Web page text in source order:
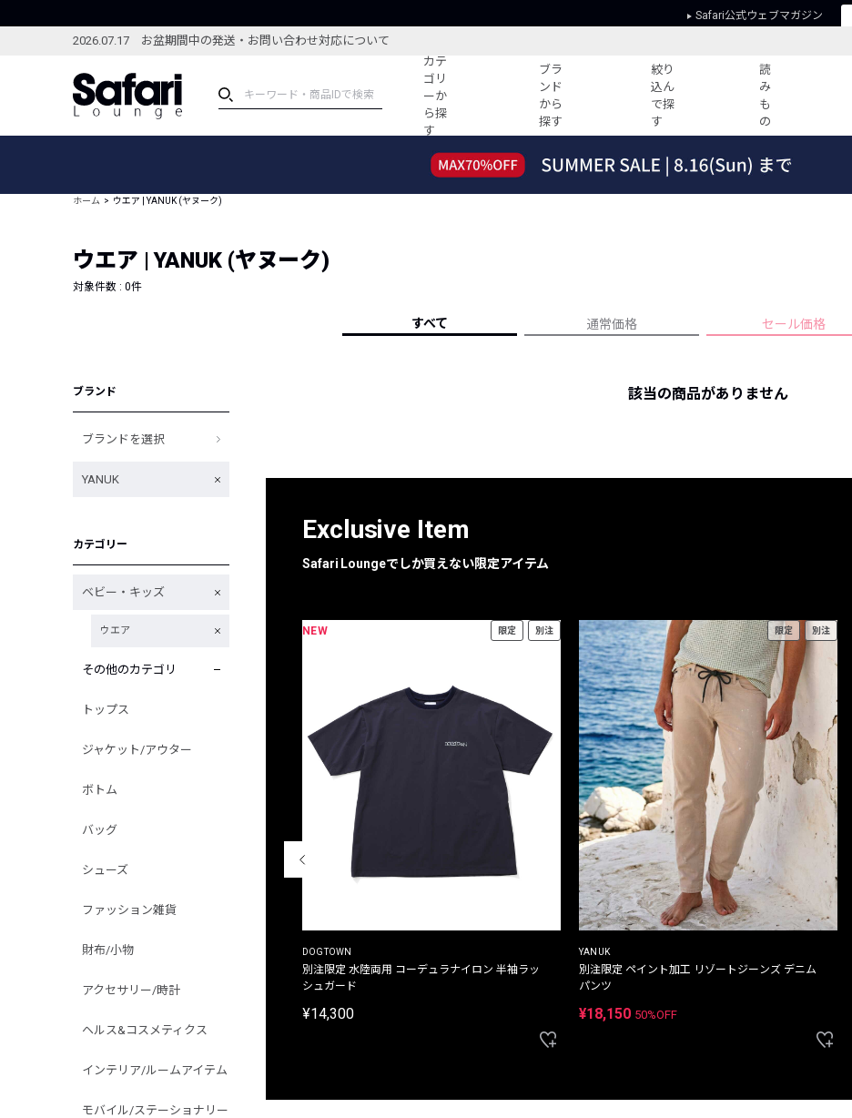
Safari公式ウェブマガジン
2026.07.17 お盆期間中の発送・お問い合わせ対応について
カテ
ゴリ
ーか
ら探
す
ブラ
ンド
から
探す
絞り
込ん
で探
す
読
み
も
の
ブランドから探す
新着アイテム
編集部のおすすめアイテム
コーディネート
すべての記事
人気記事ランキング
フォーカスブランド
プライバシーポリシー
ホーム ウエア | YANUK (ヤヌーク)
ウエア | YANUK (ヤヌーク)
対象件数 : 0件
すべて 通常価格 セール価格
ブランド
ブランドを選択
YANUK
カテゴリー
ベビー・キッズ
ウエア
その他のカテゴリ
トップス
ジャケット/アウター
ボトム
バッグ
シューズ
ファッション雑貨
財布/小物
アクセサリー/時計
ヘルス&コスメティクス
インテリア/ルームアイテム
モバイル/ステーショナリー
該当の商品がありません
Exclusive Item
Safari Loungeでしか買えない限定アイテム
THE DUFFER OF ST.GEORGE
プリントTシャツ
NEW 限定 別注
DOGTOWN
別注限定 水陸両用 コーデュラナイロン 半袖ラッ
シュガード
¥14,300
限定 別注
YANUK
別注限定 ペイント加工 リゾートジーンズ デニム
パンツ
¥18,150 50%OFF